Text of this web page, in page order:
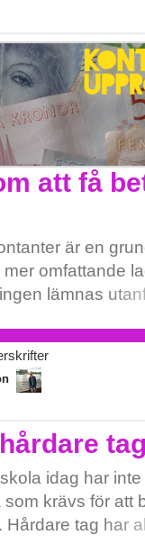
att få
är en
omfattande
lämnas
påverka
som
inte kan eller
” Bakom
står: Förbundet
Sveriges
tag
idag har inte
krävs för att
tag har